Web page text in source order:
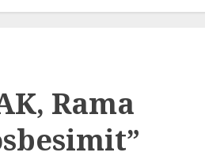
Rama